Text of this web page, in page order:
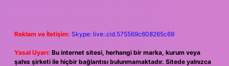
Reklam ve İletişim: Skype: live:.cid.575569c608265c69
Yasal Uyarı: Bu internet sitesi, herhangi bir marka, kurum veya
şahıs şirketi ile hiçbir bağlantısı bulunmamaktadır. Sitede yalnızca